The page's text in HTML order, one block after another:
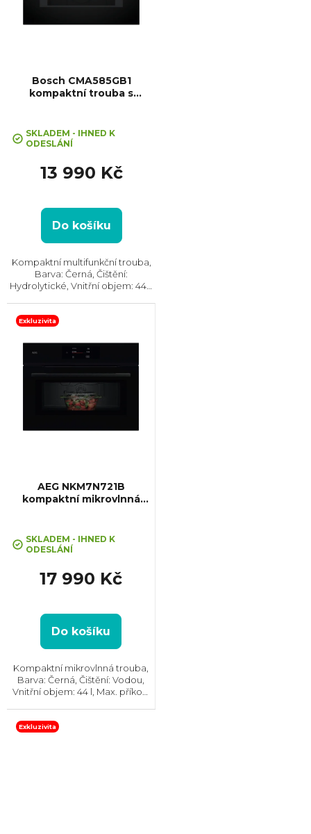
Bosch CMA585GB1
kompaktní trouba s
SKLADEM - IHNED K
ODESLÁNÍ
13 990 Kč
Do košíku
Kompaktní multifunkční trouba,
Barva: Černá, Čištění:
Hydrolytické, Vnitřní objem: 44 l,
Teplotní rozsah: 40°C - 230°C,
Exkluzivita
AEG NKM7N721B
kompaktní mikrovlnná
SKLADEM - IHNED K
ODESLÁNÍ
17 990 Kč
Do košíku
Kompaktní mikrovlnná trouba,
Barva: Černá, Čištění: Vodou,
Vnitřní objem: 44 l, Max. příkon:
dvířkách: 4, Tlumené dovírání
Exkluzivita